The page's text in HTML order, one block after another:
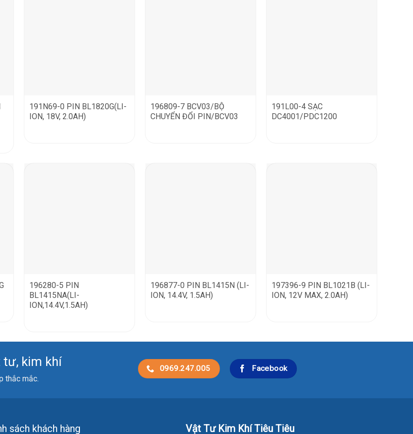
191N69-0 PIN BL1820G(LI-
ION, 18V, 2.0AH)
196809-7 BCV03/BỘ
CHUYỂN ĐỔI PIN/BCV03
191L00-4 SẠC
DC4001/PDC1200
196280-5 PIN
BL1415NA(LI-
ION,14.4V,1.5AH)
196877-0 PIN BL1415N (LI-
ION, 14.4V, 1.5AH)
197396-9 PIN BL1021B (LI-
ION, 12V MAX, 2.0AH)
tư, kim khí
thắc mắc.
0969.247.005 Facebook
sách khách hàng Vật Tư Kim Khí Tiêu Tiêu